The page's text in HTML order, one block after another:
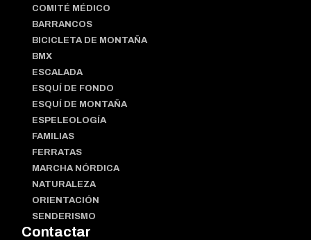
COMITÉ MÉDICO
BARRANCOS
BICICLETA DE MONTAÑA
BMX
ESCALADA
ESQUÍ DE FONDO
ESQUÍ DE MONTAÑA
ESPELEOLOGÍA
FAMILIAS
FERRATAS
MARCHA NÓRDICA
NATURALEZA
ORIENTACIÓN
SENDERISMO
Contactar